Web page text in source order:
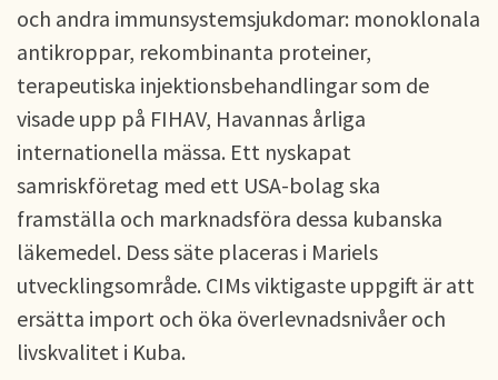
och andra immunsystemsjukdomar: monoklonala
antikroppar, rekombinanta proteiner,
terapeutiska injektionsbehandlingar som de
visade upp på FIHAV, Havannas årliga
internationella mässa. Ett nyskapat
samriskföretag med ett USA-bolag ska
framställa och marknadsföra dessa kubanska
läkemedel. Dess säte placeras i Mariels
utvecklingsområde. CIMs viktigaste uppgift är att
ersätta import och öka överlevnadsnivåer och
livskvalitet i Kuba.